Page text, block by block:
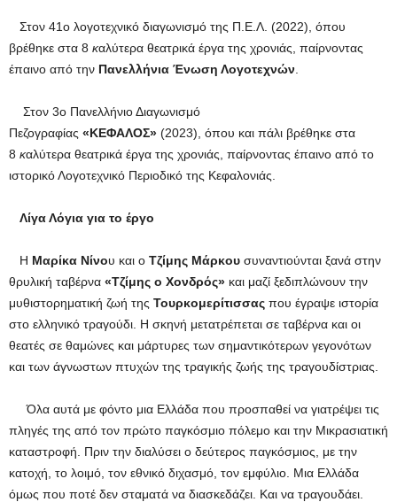
Στον 41ο λογοτεχνικό διαγωνισμό της Π.Ε.Λ. (2022), όπου
βρέθηκε στα 8 καλύτερα θεατρικά έργα της χρονιάς, παίρνοντας
έπαινο από την Πανελλήνια Ένωση Λογοτεχνών
Στον 3ο Πανελλήνιο Διαγωνισμό
Πεζογραφίας «ΚΕΦΑΛΟΣ» (2023), όπου και πάλι βρέθηκε στα
8 καλύτερα θεατρικά έργα της χρονιάς, παίρνοντας έπαινο από το
ιστορικό Λογοτεχνικό Περιοδικό της Κεφαλονιάς.
Λίγα Λόγια για το έργο
Η Μαρίκα Νίνου και ο Τζίμης Μάρκου συναντιούνται ξανά στην
θρυλική ταβέρνα «Τζίμης ο Χονδρός» και μαζί ξεδιπλώνουν την
μυθιστορηματική ζωή της Τουρκομερίτισσας που έγραψε ιστορία
στο ελληνικό τραγούδι. Η σκηνή μετατρέπεται σε ταβέρνα και οι
θεατές σε θαμώνες και μάρτυρες των σημαντικότερων γεγονότων
και των άγνωστων πτυχών της τραγικής ζωής της τραγουδίστριας.
Όλα αυτά με φόντο μια Ελλάδα που προσπαθεί να γιατρέψει τις
πληγές της από τον πρώτο παγκόσμιο πόλεμο και την Μικρασιατική
καταστροφή. Πριν την διαλύσει ο δεύτερος παγκόσμιος, με την
κατοχή, το λοιμό, τον εθνικό διχασμό, τον εμφύλιο. Μια Ελλάδα
όμως που ποτέ δεν σταματά να διασκεδάζει. Και να τραγουδάει.